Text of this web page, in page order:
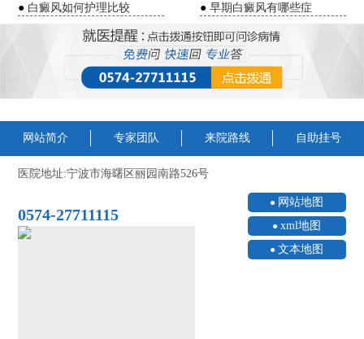
● 白癜风如何护理比较 ●早期白癜风有哪些症
网站简介 专家团队 来院路线 自助挂号
医院地址:宁波市海曙区丽园南路526号
0574-27711115
网站地图
xml地图
文本地图